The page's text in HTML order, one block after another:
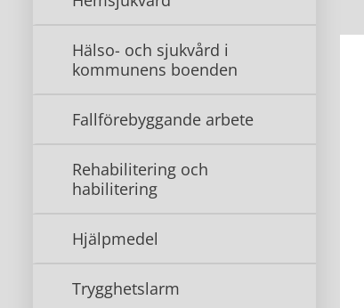
Hälso- och sjukvård i
kommunens boenden
Fallförebyggande arbete
Rehabilitering och
habilitering
Hjälpmedel
Trygghetslarm